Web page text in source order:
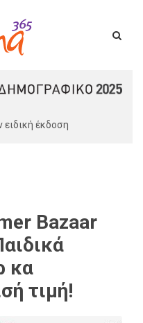
ειδική έκδοση
Bazaar
κα
τιμή!